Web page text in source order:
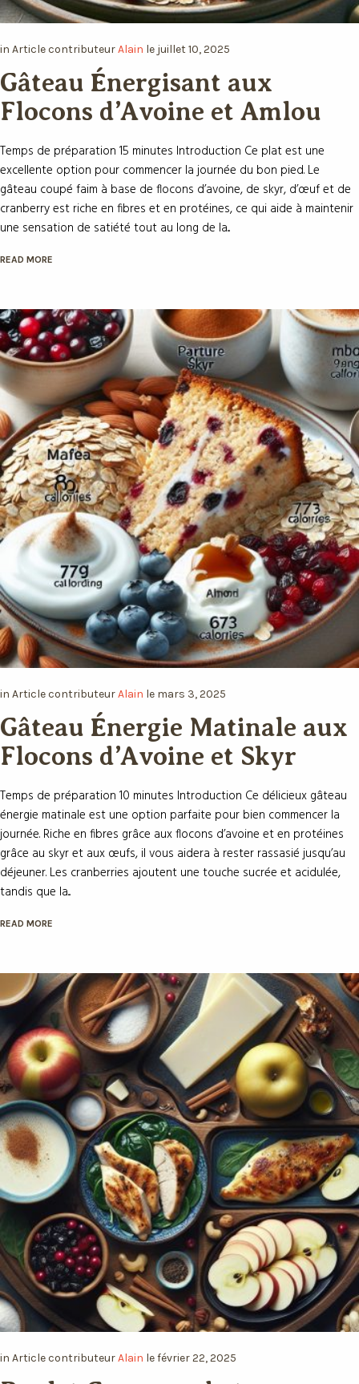
Gâteau Énergisant aux
Flocons d’Avoine et Amlou
Temps de préparation 15 minutes Introduction Ce plat est une
excellente option pour commencer la journée du bon pied. Le
de cranberry est riche en fibres et en protéines, ce qui aide à
maintenir une sensation de satiété tout au long de la...
READ MORE
inArticlecontributeurAlainlemars 3, 2025
Gâteau Énergie Matinale
aux Flocons d’Avoine et
Skyr
Temps de préparation 10 minutes Introduction Ce délicieux gâteau
énergie matinale est une option parfaite pour bien commencer la
journée. Riche en fibres grâce aux flocons d’avoine et en protéines
grâce au skyr et aux œufs, il vous aidera à rester rassasié jusqu’au
déjeuner. Les cranberries ajoutent une touche sucrée et acidulée,
tandis que la...
READ MORE
inArticle contributeurAlainlefévrier 22, 2025
Poulet Gourmand et
Douceurs Équilibrées
coach Nutrition ?
Imaginez la puissance de l’Intelligence Artificielle à
votre service pour perdre du poids, prendre de la
masse ou simplement mieux manger. Découvrez
NutriCoach AI et atteignez vos objectifs sans régime
Profitez de 50% de réduction
pour tester et constater.
Recevez votre code promo sur votre
Votre nom
Votre e-mail